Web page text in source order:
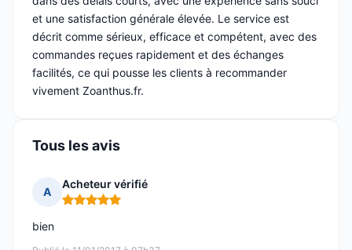
et une satisfaction générale élevée. Le service est
décrit comme sérieux, efficace et compétent, avec des
commandes reçues rapidement et des échanges
facilités, ce qui pousse les clients à recommander
vivement Zoanthus.fr.
Tous les avis
A
Acheteur vérifié
Note : 5 sur 5
bien